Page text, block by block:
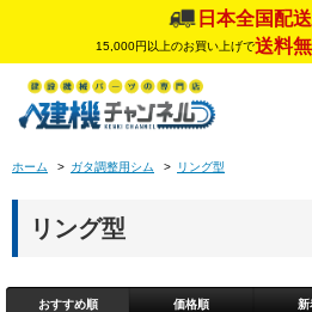
日本全国配
15,000円以上のお買い上げで送料無
ホーム > ガタ調整用シム > リング型
リング型
おすすめ順 価格順 新